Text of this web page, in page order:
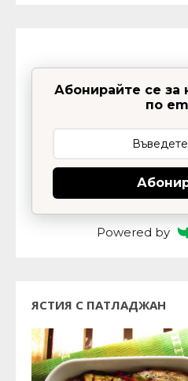
Абонирайте се за
по
Powered by
ЯСТИЯ С ПАТЛАДЖАН